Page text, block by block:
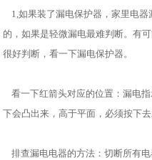
1,如果装了漏电保护器，家里电
的，如果是轻微漏电最难判断。有
很好判断，看一下漏电保护器。
看一下红箭头对应的位置：漏电
下会凸出来，高于平面，必须按下去
排查漏电电器的方法：切断所有